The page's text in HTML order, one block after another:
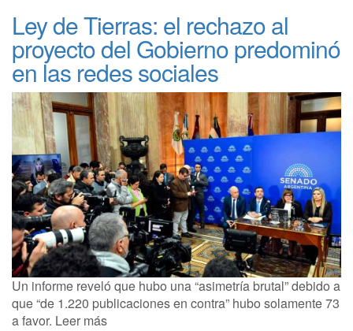
Ley de Tierras: el rechazo al
proyecto del Gobierno predominó
en las redes sociales
Un informe reveló que hubo una “asimetría brutal” debido a
que “de 1.220 publicaciones en contra” hubo solamente 73
a favor. Leer más